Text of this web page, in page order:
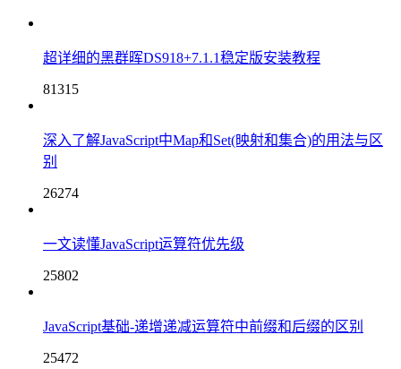
超详细的黑群晖DS918+7.1.1稳定版安装教程
81315
深入了解JavaScript中Map和Set(映射和集合)的用法与区
别
26274
一文读懂JavaScript运算符优先级
25802
JavaScript基础-递增递减运算符中前缀和后缀的区别
25472